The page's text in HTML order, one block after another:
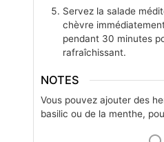
Servez la salade
chèvre
pendant 30 minutes
rafraîchissant.
NOTES
Vous pouvez ajouter des
basilic ou de la menthe,